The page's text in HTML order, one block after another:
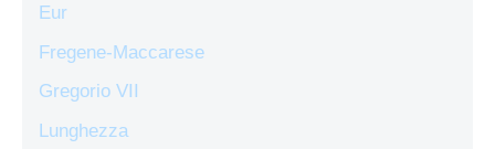
Eur
Fregene-Maccarese
Gregorio VII
Lunghezza